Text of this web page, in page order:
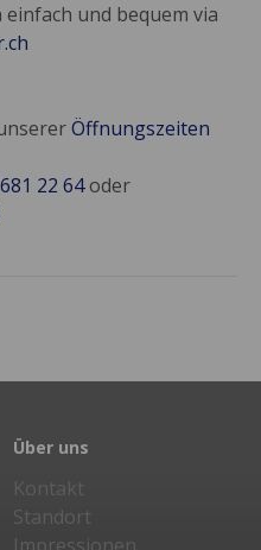
und bequem via
Öffnungszeiten
22 64oder
Über uns
Kontakt
Standort